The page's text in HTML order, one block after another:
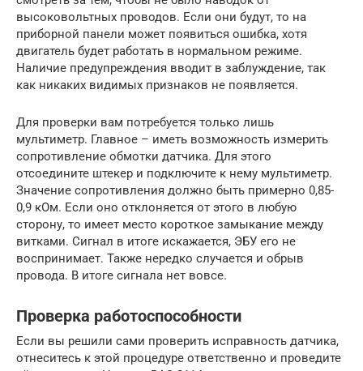
высоковольтных проводов. Если они будут, то на
приборной панели может появиться ошибка, хотя
двигатель будет работать в нормальном режиме.
Наличие предупреждения вводит в заблуждение, так
как никаких видимых признаков не появляется.
Для проверки вам потребуется только лишь
мультиметр. Главное – иметь возможность измерить
сопротивление обмотки датчика. Для этого
отсоедините штекер и подключите к нему мультиметр.
Значение сопротивления должно быть примерно 0,85-
0,9 кОм. Если оно отклоняется от этого в любую
сторону, то имеет место короткое замыкание между
витками. Сигнал в итоге искажается, ЭБУ его не
воспринимает. Также нередко случается и обрыв
провода. В итоге сигнала нет вовсе.
Проверка работоспособности
Если вы решили сами проверить исправность датчика,
отнеситесь к этой процедуре ответственно и проведите